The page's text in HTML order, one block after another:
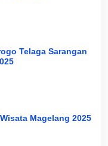
Telaga Sarangan
Magelang 2025